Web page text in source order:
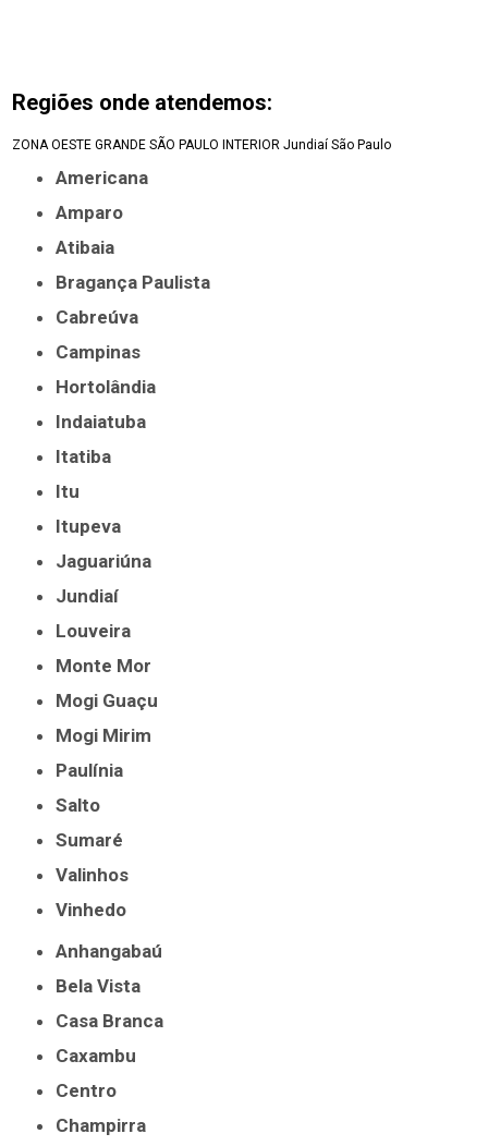
Regiões onde atendemos:
ZONA OESTE GRANDE SÃO PAULO INTERIOR Jundiaí São Paulo
Americana
Amparo
Atibaia
Bragança Paulista
Cabreúva
Campinas
Hortolândia
Indaiatuba
Itatiba
Itu
Itupeva
Jaguariúna
Jundiaí
Louveira
Monte Mor
Mogi Guaçu
Mogi Mirim
Paulínia
Salto
Sumaré
Valinhos
Vinhedo
Anhangabaú
Bela Vista
Casa Branca
Caxambu
Centro
Champirra